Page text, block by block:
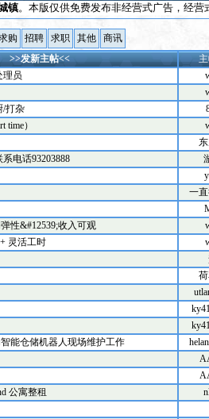
镇。本版仅供免费发布非经营式广告，经
购 招聘 求职 其他
商讯
>>发新主帖<<
理员
/打杂
time）
电话93203888
一
性&#12539;收入可观
灵活工时
能仓储机器人现场维护工作
公寓整租